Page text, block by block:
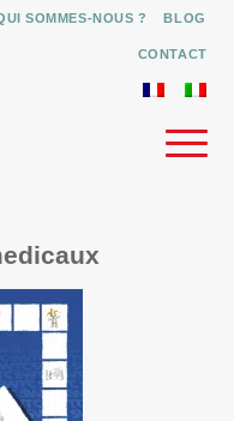
SOMMES-NOUS ? BLOG
CONTACT